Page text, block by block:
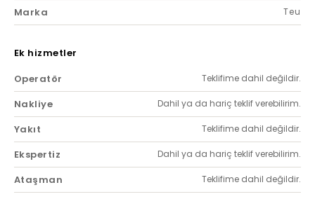
Marka Teu
Ek hizmetler
Operatör
Teklifime dahil değildir.
Nakliye Dahil ya da hariç teklif verebilirim.
Yakıt Teklifime dahil değildir.
Ekspertiz Dahil ya da hariç teklif verebilirim.
Ataşman Teklifime dahil değildir.